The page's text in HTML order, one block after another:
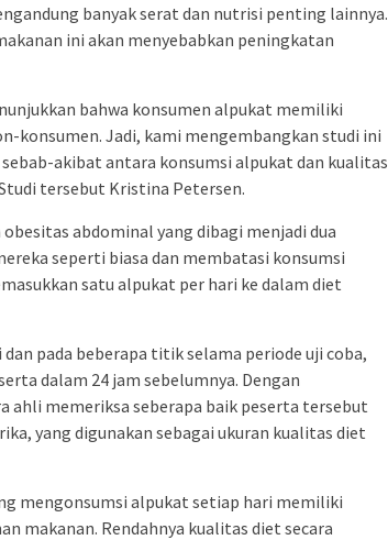
banyak serat dan nutrisi penting lainnya.
ini akan menyebabkan peningkatan
bahwa konsumen alpukat memiliki
konsumen. Jadi, kami mengembangkan studi ini
akibat antara konsumsi alpukat dan kualitas
tersebut Kristina Petersen.
abdominal yang dibagi menjadi dua
seperti biasa dan membatasi konsumsi
satu alpukat per hari ke dalam diet
pada beberapa titik selama periode uji coba,
dalam 24 jam sebelumnya. Dengan
ahli memeriksa seberapa baik peserta tersebut
yang digunakan sebagai ukuran kualitas diet
mengonsumsi alpukat setiap hari memiliki
makanan. Rendahnya kualitas diet secara